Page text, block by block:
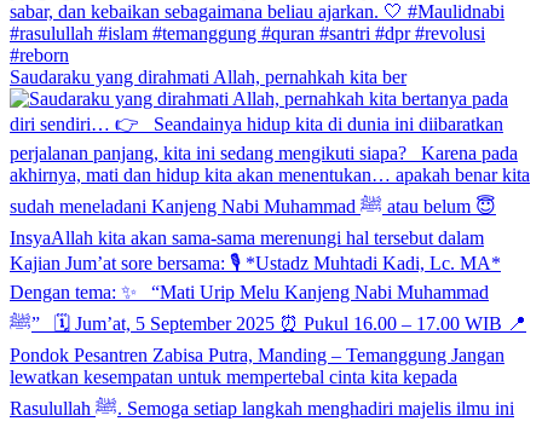
Saudaraku yang dirahmati Allah, pernahkah kita ber